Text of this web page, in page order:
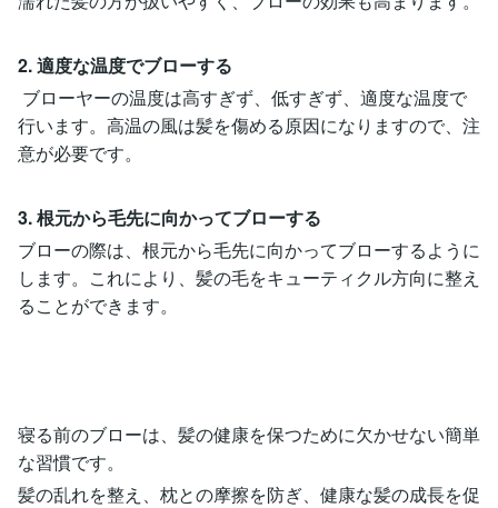
2. 適度な温度でブローする
ブローヤーの温度は高すぎず、低すぎず、適度な温度で
行います。高温の風は髪を傷める原因になりますので、注
意が必要です。
3. 根元から毛先に向かってブローする
ブローの際は、根元から毛先に向かってブローするように
します。これにより、髪の毛をキューティクル方向に整え
ることができます。
寝る前のブローは、髪の健康を保つために欠かせない簡単
な習慣です。
髪の乱れを整え、枕との摩擦を防ぎ、健康な髪の成長を促